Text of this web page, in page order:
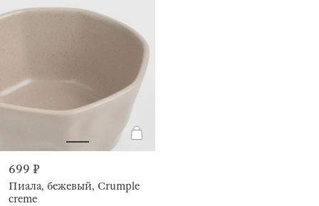
699 ₽
Пиала, бежевый, Crumple
creme